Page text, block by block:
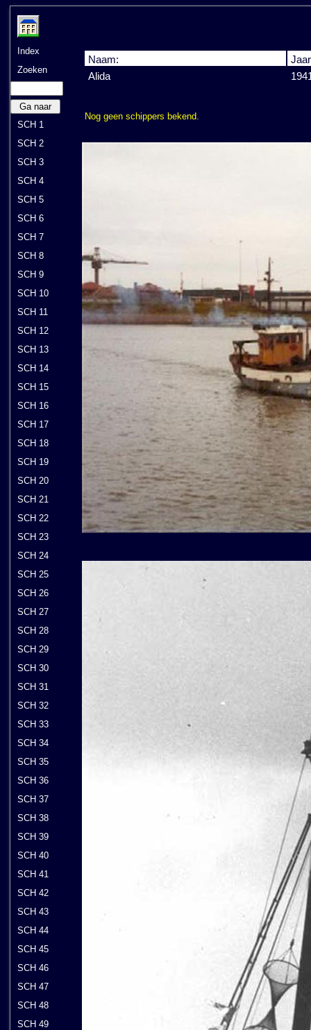
Index
Zoeken
Ga naar
SCH 1
SCH 2
SCH 3
SCH 4
SCH 5
SCH 6
SCH 7
SCH 8
SCH 9
SCH 10
SCH 11
SCH 12
SCH 13
SCH 14
SCH 15
SCH 16
SCH 17
SCH 18
SCH 19
SCH 20
SCH 21
SCH 22
SCH 23
SCH 24
SCH 25
SCH 26
SCH 27
SCH 28
SCH 29
SCH 30
SCH 31
SCH 32
SCH 33
SCH 34
SCH 35
SCH 36
SCH 37
SCH 38
SCH 39
SCH 40
SCH 41
SCH 42
SCH 43
SCH 44
SCH 45
SCH 46
SCH 47
SCH 48
SCH 49
Naam:
Alida
Nog geen schippers bekend.